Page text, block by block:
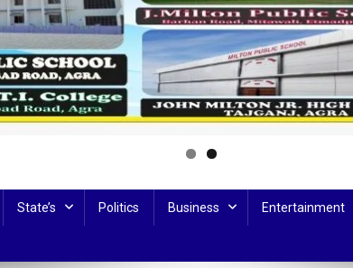
State’s Politics Business Entertainment